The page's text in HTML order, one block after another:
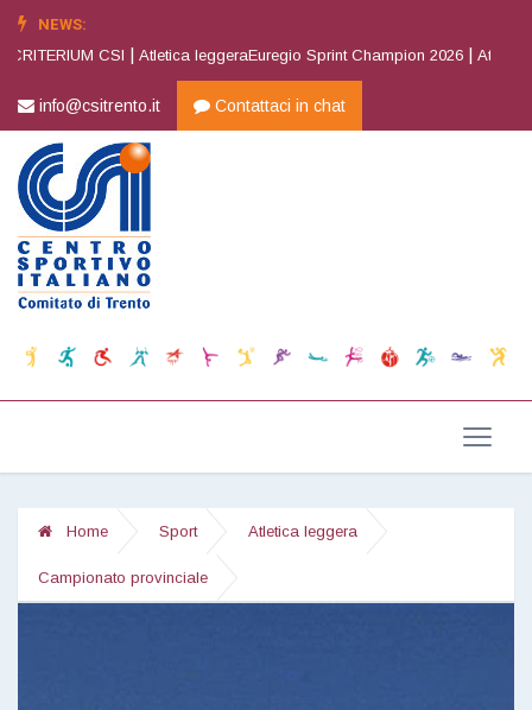
NEWS:
CSI |Atletica leggeraEuregio Sprint Champion 2026 |Atletica
info@csitrento.it Contattaci in chat
Home Sport Atletica leggera
Campionato provinciale